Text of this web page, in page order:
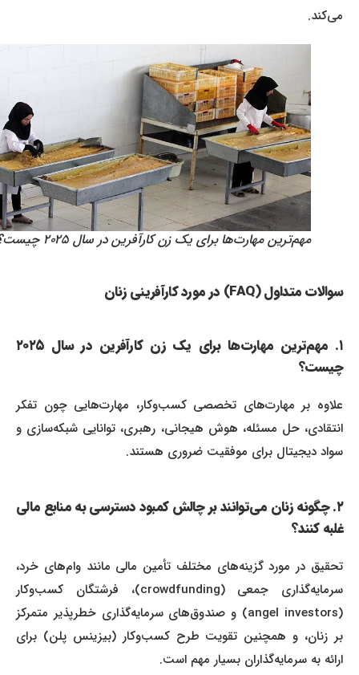
می‌کند.
مهم‌ترین مهارت‌ها برای یک زن کارآفرین در سال ۲۰۲۵ چیست؟
سوالات متداول (FAQ) در مورد کارآفرینی زنان
۱. مهم‌ترین مهارت‌ها برای یک زن کارآفرین در سال ۲۰۲۵
چیست؟
علاوه بر مهارت‌های تخصصی کسب‌وکار، مهارت‌هایی چون تفکر
انتقادی، حل مسئله، هوش هیجانی، رهبری، توانایی شبکه‌سازی و
سواد دیجیتال برای موفقیت ضروری هستند.
۲. چگونه زنان می‌توانند بر چالش کمبود دسترسی به منابع مالی
غلبه کنند؟
تحقیق در مورد گزینه‌های مختلف تأمین مالی مانند وام‌های خرد،
سرمایه‌گذاری جمعی (crowdfunding)، فرشتگان کسب‌وکار
(angel investors) و صندوق‌های سرمایه‌گذاری خطرپذیر متمرکز
بر زنان، و همچنین تقویت طرح کسب‌وکار (بیزینس پلن) برای
ارائه به سرمایه‌گذاران بسیار مهم است.